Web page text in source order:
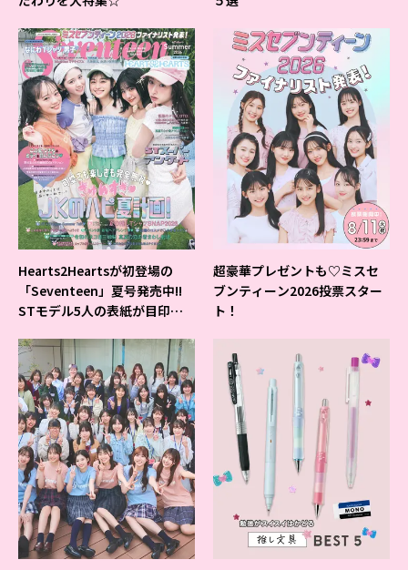
Hearts2Heartsが初登場の
「Seventeen」夏号発売中!!
STモデル5人の表紙が目印だ
超豪華プレゼントも♡ミスセ
ブンティーン2026投票スター
ト！